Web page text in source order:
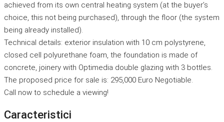
achieved from its own central heating system (at the buyer’s
choice, this not being purchased), through the floor (the system
being already installed).
Technical details: exterior insulation with 10 cm polystyrene,
closed cell polyurethane foam, the foundation is made of
concrete, joinery with Optimedia double glazing with 3 bottles.
The proposed price for sale is: 295,000 Euro Negotiable.
Call now to schedule a viewing!
Caracteristici